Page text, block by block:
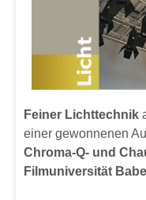
Feiner Lichttechnik
einer gewonnenen
Chroma-Q- und
Filmuniversität